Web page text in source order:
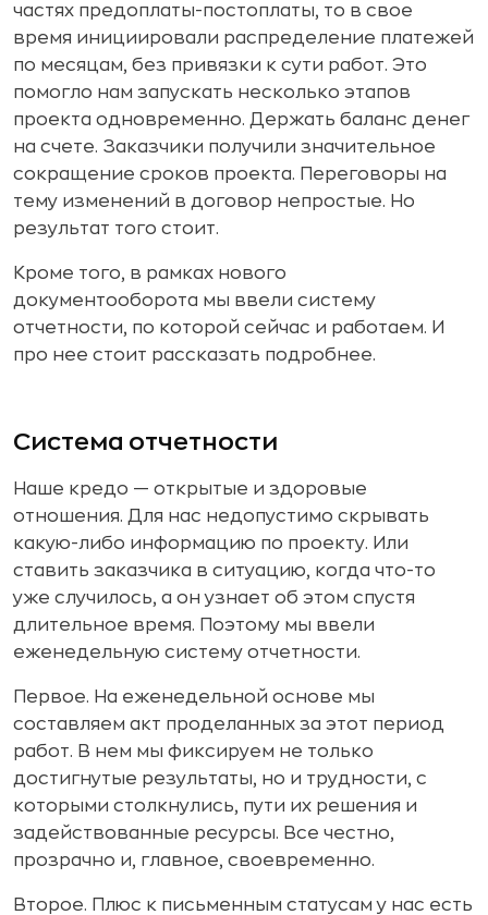
частях предоплаты-постоплаты, то в свое
время инициировали распределение платежей
по месяцам, без привязки к сути работ. Это
помогло нам запускать несколько этапов
проекта одновременно. Держать баланс денег
на счете. Заказчики получили значительное
сокращение сроков проекта. Переговоры на
тему изменений в договор непростые. Но
результат того стоит.
Кроме того, в рамках нового
документооборота мы ввели систему
отчетности, по которой сейчас и работаем. И
про нее стоит рассказать подробнее.
Система отчетности
Наше кредо — открытые и здоровые
отношения. Для нас недопустимо скрывать
какую-либо информацию по проекту. Или
ставить заказчика в ситуацию, когда что-то
уже случилось, а он узнает об этом спустя
длительное время. Поэтому мы ввели
еженедельную систему отчетности.
Первое. На еженедельной основе мы
составляем акт проделанных за этот период
работ. В нем мы фиксируем не только
достигнутые результаты, но и трудности, с
которыми столкнулись, пути их решения и
задействованные ресурсы. Все честно,
прозрачно и, главное, своевременно.
Второе. Плюс к письменным статусам у нас есть